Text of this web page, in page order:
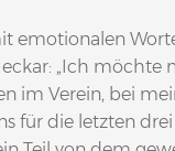
emotionalen
„Ich möchte
im Verein, bei
für die letzten